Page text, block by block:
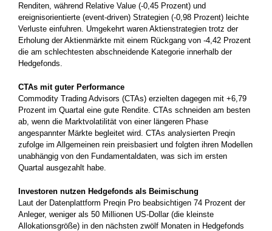
Renditen, während Relative Value (-0,45 Prozent) und
ereignisorientierte (event-driven) Strategien (-0,98 Prozent) leichte
Verluste einfuhren. Umgekehrt waren Aktienstrategien trotz der
Erholung der Aktienmärkte mit einem Rückgang von -4,42 Prozent
die am schlechtesten abschneidende Kategorie innerhalb der
Hedgefonds.
CTAs mit guter Performance
Commodity Trading Advisors (CTAs) erzielten dagegen mit +6,79
Prozent im Quartal eine gute Rendite. CTAs schneiden am besten
ab, wenn die Marktvolatilität von einer längeren Phase
angespannter Märkte begleitet wird. CTAs analysierten Preqin
zufolge im Allgemeinen rein preisbasiert und folgten ihren Modellen
unabhängig von den Fundamentaldaten, was sich im ersten
Quartal ausgezahlt habe.
Investoren nutzen Hedgefonds als Beimischung
Laut der Datenplattform Preqin Pro beabsichtigen 74 Prozent der
Anleger, weniger als 50 Millionen US-Dollar (die kleinste
Allokationsgröße) in den nächsten zwölf Monaten in Hedgefonds